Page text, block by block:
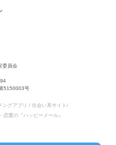
委員会
5150003号
グアプリ / 出会い系サイト/
恋愛の『ハッピーメール』